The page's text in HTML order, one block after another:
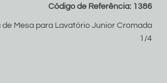
Código de Referência: 1386
de Mesa para Lavatório Junior Cromada
1/4